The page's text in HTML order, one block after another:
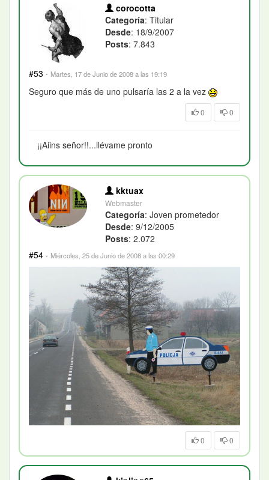
corocotta
Categoría: Titular
Desde: 18/9/2007
Posts: 7.843
#53 · Martes, 17 de Junio de 2008 a las 19:19
Seguro que más de uno pulsaría las 2 a la vez
0 0
¡¡Aiins señor!!...llévame pronto
kktuax
Webmaster
Categoría: Joven prometedor
Desde: 9/12/2005
Posts: 2.072
#54 · Miércoles, 25 de Junio de 2008 a las 00:29
0 0